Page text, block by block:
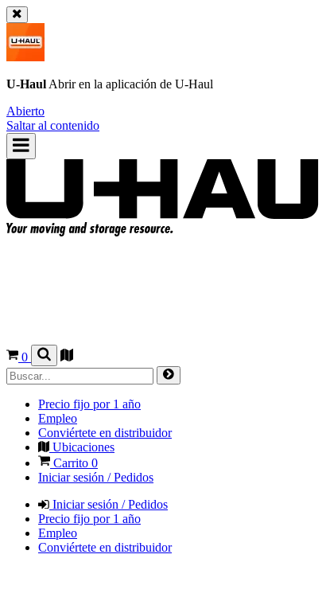
U-Haul Abrir en la aplicación de U-Haul
Abierto
Saltar al contenido
0
Precio fijo por 1 año
Empleo
Conviértete en distribuidor
Ubicaciones
Carrito 0
Iniciar sesión / Pedidos
Iniciar sesión / Pedidos
Precio fijo por 1 año
Empleo
Conviértete en distribuidor